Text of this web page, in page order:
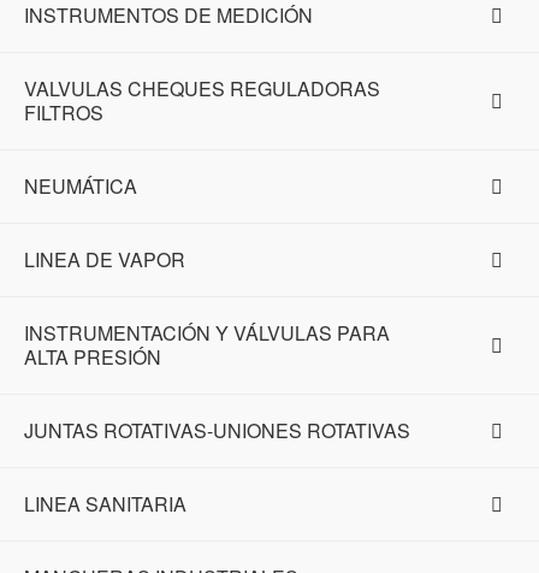
INSTRUMENTOS DE MEDICIÓN
VALVULAS CHEQUES REGULADORAS
FILTROS
NEUMÁTICA
LINEA DE VAPOR
INSTRUMENTACIÓN Y VÁLVULAS PARA
ALTA PRESIÓN
JUNTAS ROTATIVAS-UNIONES ROTATIVAS
LINEA SANITARIA